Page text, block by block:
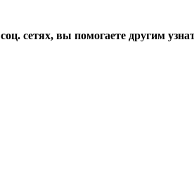
сетях, вы помогаете другим